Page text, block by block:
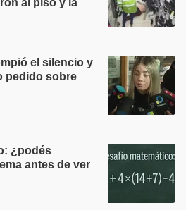
al piso y la
el silencio y
pedido sobre
¿podés
antes de ver